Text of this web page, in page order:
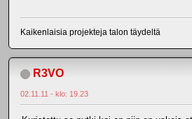
Kaikenlaisia projekteja talon täydeltä
R3VO
02.11.11 - klo: 19.23